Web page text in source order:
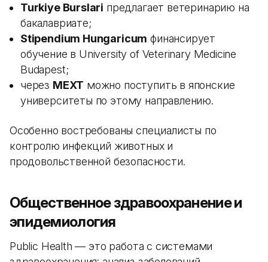
Turkiye Burslari предлагает ветеринарию на
бакалавриате;
Stipendium Hungaricum финансирует
обучение в University of Veterinary Medicine
Budapest;
через MEXT можно поступить в японские
университеты по этому направлению.
Особенно востребованы специалисты по
контролю инфекций животных и
продовольственной безопасности.
Общественное здравоохранение и
эпидемиология
Public Health — это работа с системами